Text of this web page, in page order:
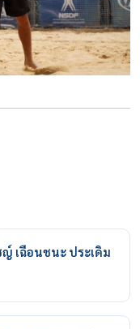
เฉือนชนะ ประเดิม